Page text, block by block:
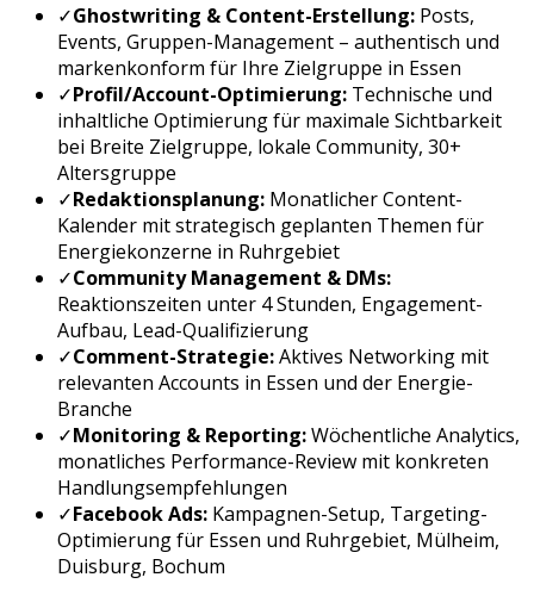
✓Ghostwriting & Content-Erstellung: Posts,
Events, Gruppen-Management – authentisch und
markenkonform für Ihre Zielgruppe in Essen
✓Profil/Account-Optimierung: Technische und
inhaltliche Optimierung für maximale Sichtbarkeit
bei Breite Zielgruppe, lokale Community, 30+
Altersgruppe
✓Redaktionsplanung: Monatlicher Content-
Kalender mit strategisch geplanten Themen für
Energiekonzerne in Ruhrgebiet
✓Community Management & DMs:
Reaktionszeiten unter 4 Stunden, Engagement-
Aufbau, Lead-Qualifizierung
✓Comment-Strategie:Aktives Networking mit
relevanten Accounts in Essen und der Energie-
Branche
✓Monitoring & Reporting:Wöchentliche Analytics,
monatliches Performance-Review mit konkreten
Handlungsempfehlungen
✓Facebook Ads: Kampagnen-Setup, Targeting-
Optimierung für Essen und Ruhrgebiet, Mülheim,
Duisburg, Bochum